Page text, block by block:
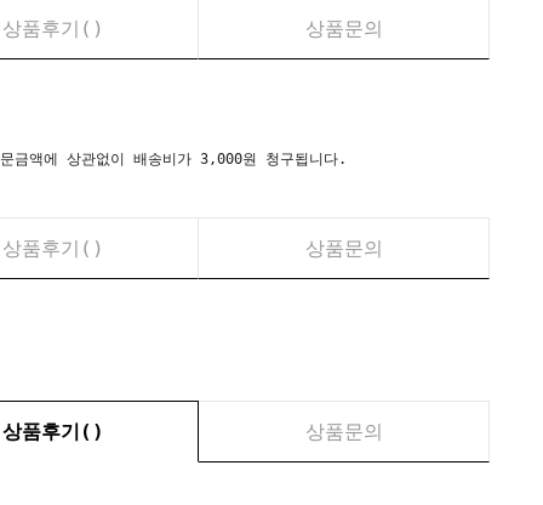
상품후기( ) 상품문의
에 상관없이 배송비가 3,000원 청구됩니다.
상품후기( ) 상품문의
상품후기( ) 상품문의